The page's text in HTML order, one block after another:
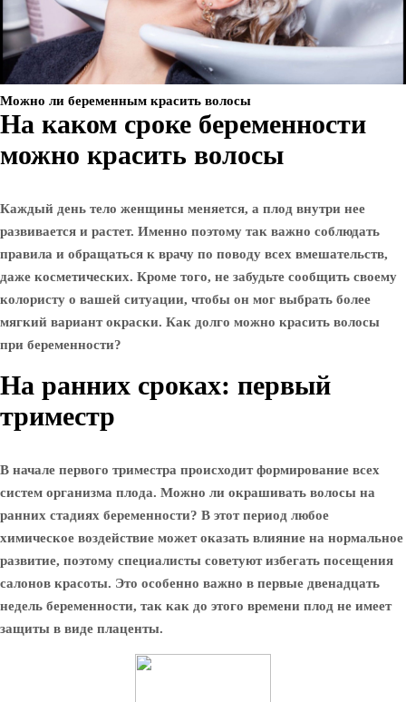
Можно ли беременным красить волосы
На каком сроке беременности
можно красить волосы
Каждый день тело женщины меняется, а плод внутри нее
развивается и растет. Именно поэтому так важно соблюдать
правила и обращаться к врачу по поводу всех вмешательств,
даже косметических. Кроме того, не забудьте сообщить своему
колористу о вашей ситуации, чтобы он мог выбрать более
мягкий вариант окраски. Как долго можно красить волосы
при беременности?
На ранних сроках: первый
триместр
В начале первого триместра происходит формирование всех
систем организма плода. Можно ли окрашивать волосы на
ранних стадиях беременности? В этот период любое
химическое воздействие может оказать влияние на нормальное
развитие, поэтому специалисты советуют избегать посещения
салонов красоты. Это особенно важно в первые двенадцать
недель беременности, так как до этого времени плод не имеет
защиты в виде плаценты.